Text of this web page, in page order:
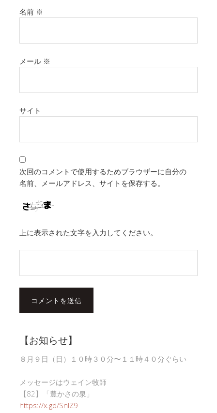
名前 ※
メール ※
サイト
次回のコメントで使用するためブラウザーに自分の
名前、メールアドレス、サイトを保存する。
上に表示された文字を入力してください。
【お知らせ】
８月９日（日）１０時３０分〜１１時４０分ぐらい
メッセージはウェイン牧師
【82】「豊かさの泉」
https://x.gd/SnlZ9